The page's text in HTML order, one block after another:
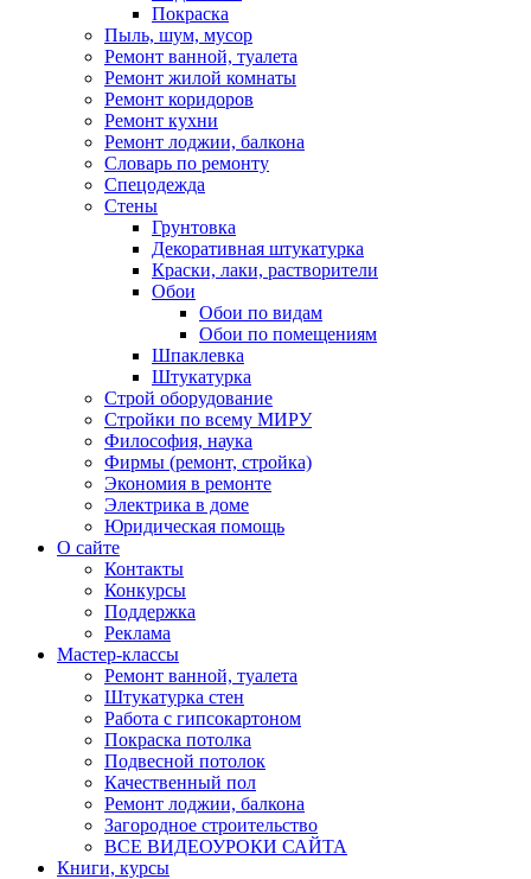
Покраска
Пыль, шум, мусор
Ремонт ванной, туалета
Ремонт жилой комнаты
Ремонт коридоров
Ремонт кухни
Ремонт лоджии, балкона
Словарь по ремонту
Спецодежда
Стены
Грунтовка
Декоративная штукатурка
Краски, лаки, растворители
Обои
Обои по видам
Обои по помещениям
Шпаклевка
Штукатурка
Строй оборудование
Стройки по всему МИРУ
Философия, наука
Фирмы (ремонт, стройка)
Экономия в ремонте
Электрика в доме
Юридическая помощь
О сайте
Контакты
Конкурсы
Поддержка
Реклама
Мастер-классы
Ремонт ванной, туалета
Штукатурка стен
Работа с гипсокартоном
Покраска потолка
Подвесной потолок
Качественный пол
Ремонт лоджии, балкона
Загородное строительство
ВСЕ ВИДЕОУРОКИ САЙТА
Книги, курсы